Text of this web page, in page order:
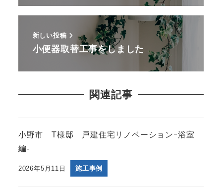
新しい投稿
小便器取替工事をしました
関連記事
小野市 T様邸 戸建住宅リノベーションｰ浴室
編-
2026年5月11日 施工事例